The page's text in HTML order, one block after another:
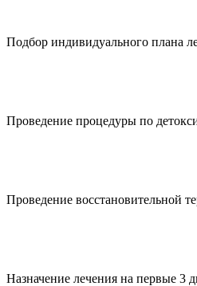
Подбор индивидуального плана
Проведение процедуры по
Проведение восстановительной
Назначение лечения на первые 3